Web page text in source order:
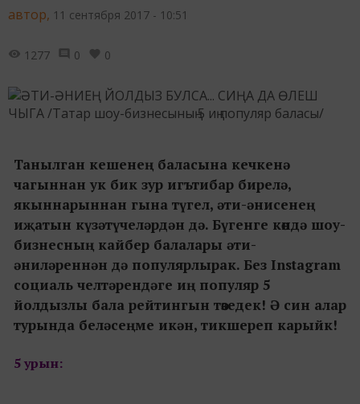
автор, 11 сентября 2017 - 10:51
1277 0 0
Танылган кешенең баласына кечкенә
чагыннан ук бик зур игътибар бирелә,
якыннарыннан гына түгел, әти-әнисенең
иҗатын күзәтүчеләрдән дә. Бүгенге көндә шоу-
бизнесның кайбер балалары әти-
әниләреннән дә популярлырак. Без Instagram
социаль челтәрендәге иң популяр 5
йолдызлы бала рейтингын төзедек! Ә син алар
турында беләсеңме икән, тикшереп карыйк!
5 урын: